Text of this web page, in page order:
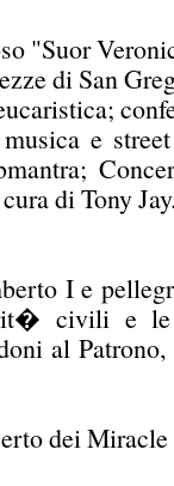
"Suor
di San
e
di Tony
I e
civili e le
al Patrono,
dei